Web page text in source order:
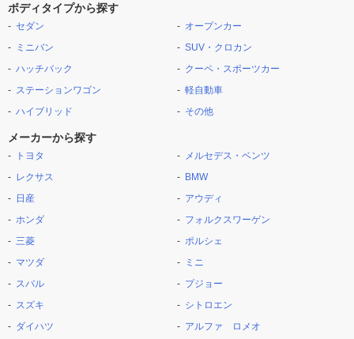
ボディタイプから探す
セダン
ミニバン
ハッチバック
ステーションワゴン
ハイブリッド
オープンカー
SUV・クロカン
クーペ・スポーツカー
軽自動車
その他
メーカーから探す
トヨタ
レクサス
日産
ホンダ
三菱
マツダ
スバル
スズキ
ダイハツ
メルセデス・ベンツ
BMW
アウディ
フォルクスワーゲン
ポルシェ
ミニ
プジョー
シトロエン
アルファ ロメオ